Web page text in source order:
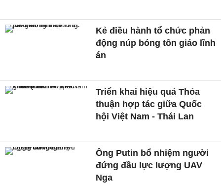
Kẻ điều hành tổ chức phản
động núp bóng tôn giáo lĩnh
án
Triển khai hiệu quả Thỏa
thuận hợp tác giữa Quốc
hội Việt Nam - Thái Lan
Ông Putin bổ nhiệm người
đứng đầu lực lượng UAV
Nga